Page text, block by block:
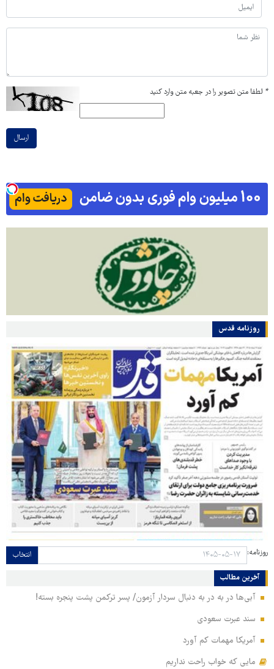
* لطفا متن تصویر را در جعبه متن وارد کنید
ارسال
روزنامه قدس
روزنامه: انتخاب
آخرین مطالب
آبی‌ها در به در به دنبال سردار آزمون/ پسر ترکمن پشت پنجره بسته!
سند عبرت سعودی
آمریکا مهمات کم آورد
مایی که خواب راحت نداریم